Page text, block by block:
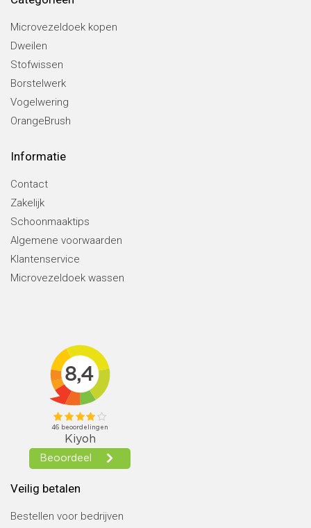
Microvezeldoek kopen
Dweilen
Stofwissen
Borstelwerk
Vogelwering
OrangeBrush
Informatie
Contact
Zakelijk
Schoonmaaktips
Algemene voorwaarden
Klantenservice
Microvezeldoek wassen
Veilig betalen
Bestellen voor bedrijven